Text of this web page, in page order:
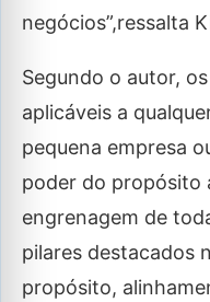
negócios”,ressalta
Segundo o autor,
aplicáveis a
pequena empresa
poder do propósito
engrenagem de
pilares destacados
propósito,